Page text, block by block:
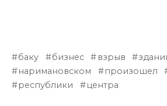
баку бизнес взрыв
наримановском
произошел
республики
центра